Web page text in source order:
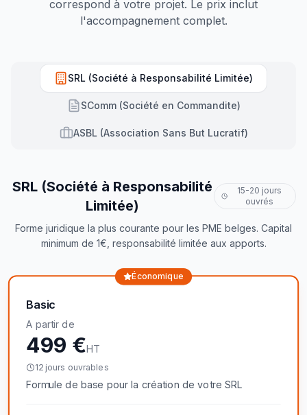
correspond à votre projet. Le prix inclut
l'accompagnement complet.
SRL (Société à Responsabilité Limitée)
SComm (Société en Commandite)
ASBL (Association Sans But Lucratif)
SRL (Société à Responsabilité
Limitée)
15-20 jours
ouvrés
Forme juridique la plus courante pour les PME belges. Capital
minimum de 1€, responsabilité limitée aux apports.
Économique
Basic
A partir de
499 €HT
12 jours ouvrables
Formule de base pour la création de votre SRL